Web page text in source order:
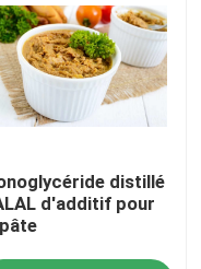
distillé
d'additif pour